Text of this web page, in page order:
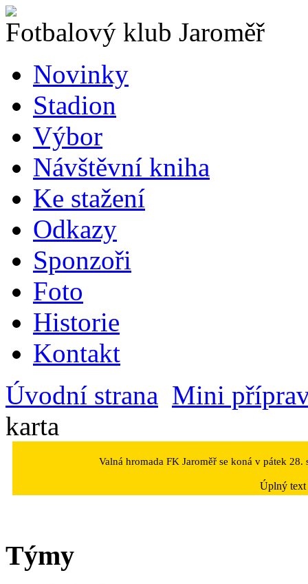
Fotbalový klub Jaroměř
Novinky
Stadion
Výbor
Návštěvní kniha
Ke stažení
Odkazy
Sponzoři
Foto
Historie
Kontakt
Úvodní strana Mini
karta
Valná hromada FK Jaroměř se koná v pátek
Úplný
Týmy